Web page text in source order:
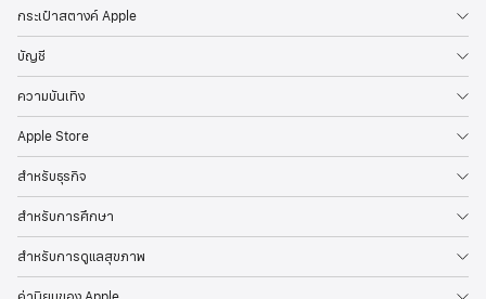
กระเป๋าสตางค์ Apple
บัญชี
ความบันเทิง
Apple Store
สำหรับธุรกิจ
สำหรับการศึกษา
สำหรับการดูแลสุขภาพ